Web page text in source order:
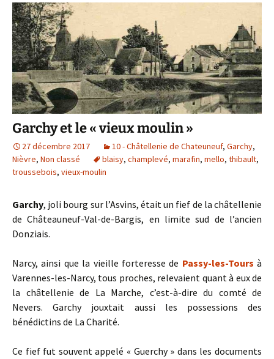
Garchy et le « vieux moulin »
27 décembre 2017 10 - Châtellenie de Chateuneuf, Garchy,
Nièvre, Non classé blaisy, champlevé, marafin, mello, thibault,
troussebois, vieux-moulin
Garchy, joli bourg sur l’Asvins, était un fief de la châtellenie
de Châteauneuf-Val-de-Bargis, en limite sud de l’ancien
Donziais.
Narcy, ainsi que la vieille forteresse de Passy-les-Tours à
Varennes-les-Narcy, tous proches, relevaient quant à eux de
la châtellenie de La Marche, c’est-à-dire du comté de
Nevers. Garchy jouxtait aussi les possessions des
bénédictins de La Charité.
Ce fief fut souvent appelé « Guerchy » dans les documents